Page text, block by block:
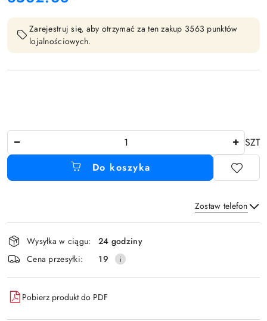
Zarejestruj się, aby otrzymać za ten zakup 3563 punktów
lojalnościowych.
SZT
Do koszyka
Zostaw telefon
Wyślij
Dostępność
i
dostawa
Wysyłka w ciągu:
24 godziny
Cena przesyłki:
19
Pobierz produkt do PDF